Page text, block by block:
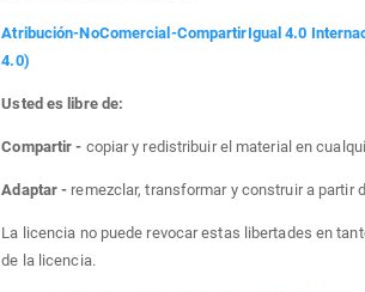
Atribución-NoComercial-CompartirIgual 4.0
4.0)
Usted es libre de:
Compartir - copiar y redistribuir el material en
Adaptar - remezclar, transformar y construir a partir
La licencia no puede revocar estas libertades en
de la licencia.